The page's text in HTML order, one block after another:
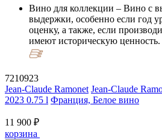
Вино для коллекции – Вино с
выдержки, особенно если год
оценку, а также, если
имеют историческую ценность.
7210923
Jean-Claude Ramonet Jean-Claude
2023 0.75 l Франция, Белое вино
11 900 ₽
корзина